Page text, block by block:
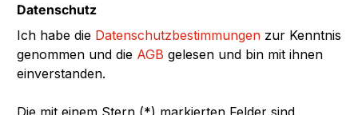
Datenschutz
Ich habe die Datenschutzbestimmungen zur Kenntnis
genommen und die AGB gelesen und bin mit ihnen
einverstanden.
Die mit einem Stern (*) markierten Felder sind